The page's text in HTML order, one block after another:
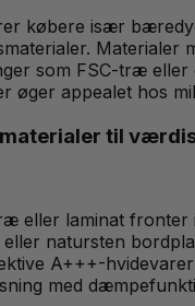
købere især
Materialer
som FSC-træ eller
øger appealet hos
til
eller laminat fronter
eller natursten
A+++-hvidevarer
med